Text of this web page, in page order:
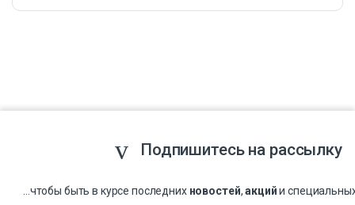
Подпишитесь на рассылку
...чтобы быть в курсе последних новостей,акцийи